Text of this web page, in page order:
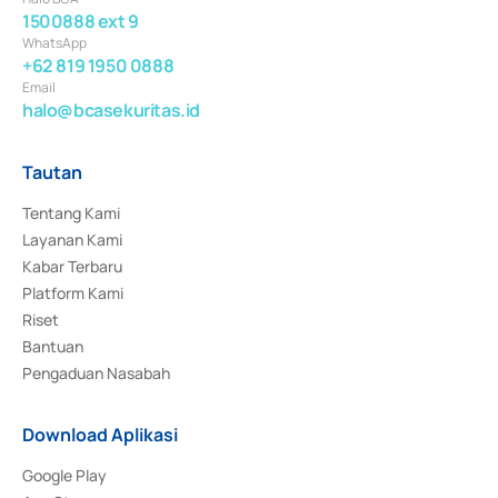
1500888 ext 9
WhatsApp
+62 819 1950 0888
Email
halo@bcasekuritas.id
Tautan
Tentang Kami
Layanan Kami
Kabar Terbaru
Platform Kami
Riset
Bantuan
Pengaduan Nasabah
Download Aplikasi
Google Play